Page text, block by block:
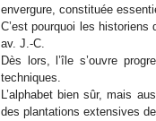
envergure, constituée
C’est pourquoi les historiens
av. J.-C.
Dès lors, l’île s’ouvre
techniques.
L’alphabet bien sûr, mais
des plantations extensives